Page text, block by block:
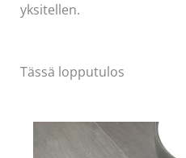
yksitellen.
Tässä lopputulos